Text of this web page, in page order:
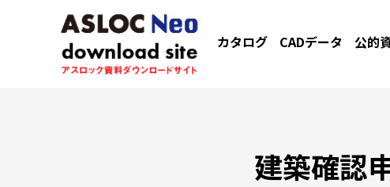
カタログ CADデータ 公的
建築確認